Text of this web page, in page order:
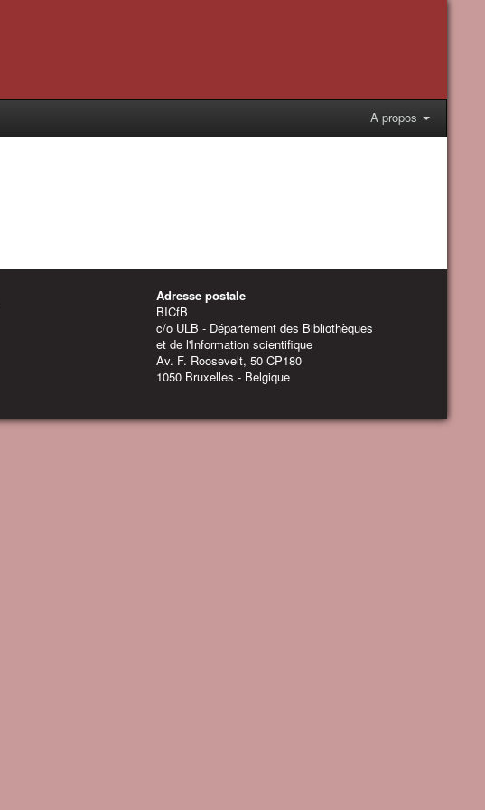
A propos
Adresse postale
BICfB
c/o ULB - Département des Bibliothèques
et de l'Information scientifique
Av. F. Roosevelt, 50 CP180
1050 Bruxelles - Belgique